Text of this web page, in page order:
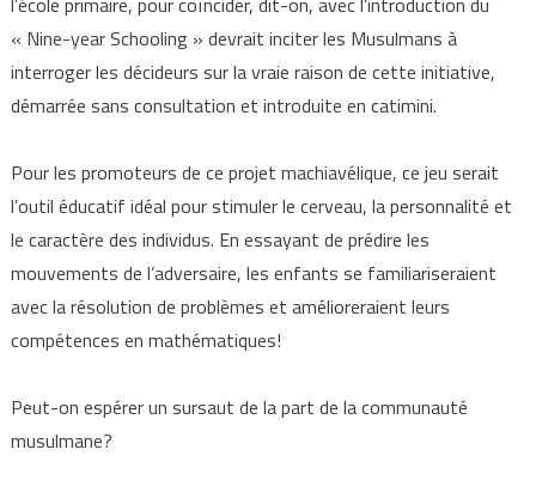
« Nine-year Schooling » devrait inciter les Musulmans à
interroger les décideurs sur la vraie raison de cette initiative,
démarrée sans consultation et introduite en catimini.
Pour les promoteurs de ce projet machiavélique, ce jeu serait
l’outil éducatif idéal pour stimuler le cerveau, la personnalité et
le caractère des individus. En essayant de prédire les
mouvements de l’adversaire, les enfants se familiariseraient
avec la résolution de problèmes et amélioreraient leurs
compétences en mathématiques!
Peut-on espérer un sursaut de la part de la communauté
musulmane?